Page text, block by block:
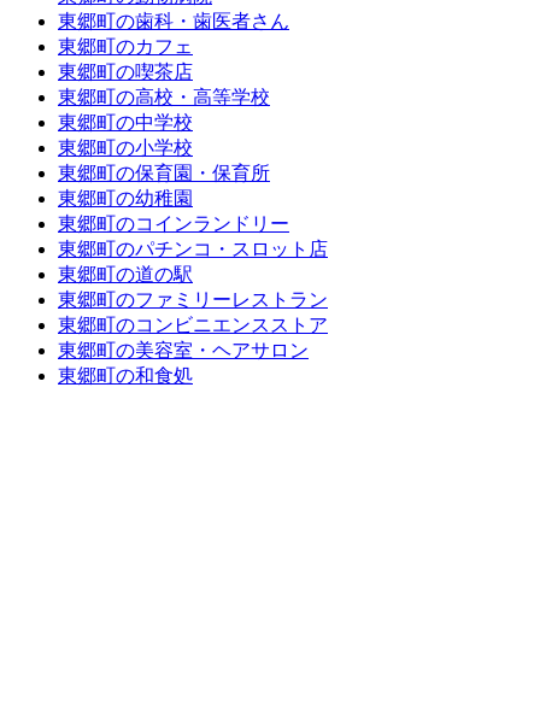
東郷町の歯科・歯医者さん
東郷町のカフェ
東郷町の喫茶店
東郷町の高校・高等学校
東郷町の中学校
東郷町の小学校
東郷町の保育園・保育所
東郷町の幼稚園
東郷町のコインランドリー
東郷町のパチンコ・スロット店
東郷町の道の駅
東郷町のファミリーレストラン
東郷町のコンビニエンスストア
東郷町の美容室・ヘアサロン
東郷町の和食処